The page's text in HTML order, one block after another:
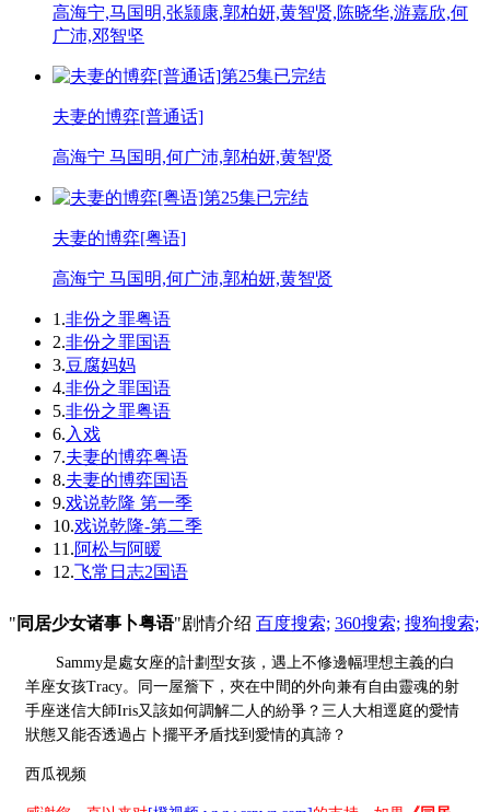
高海宁,马国明,张颕康,郭柏妍,黄智贤,陈晓华,游嘉欣,何
广沛,邓智坚
第25集已完结
夫妻的博弈[普通话]
高海宁 马国明,何广沛,郭柏妍,黄智贤
第25集已完结
夫妻的博弈[粤语]
高海宁 马国明,何广沛,郭柏妍,黄智贤
1.非份之罪粤语
2.非份之罪国语
3.豆腐妈妈
4.非份之罪国语
5.非份之罪粤语
6. 入戏
7.夫妻的博弈粤语
8.夫妻的博弈国语
9.戏说乾隆 第一季
10.戏说乾隆-第二季
11.阿松与阿暖
12.飞常日志2国语
" 同居少女诸事卜粤语"剧情介绍 百度搜索; 360搜索; 搜狗搜索;
Sammy是處女座的計劃型女孩，遇上不修邊幅理想主義的白
羊座女孩Tracy。同一屋簷下，夾在中間的外向兼有自由靈魂的射
手座迷信大師Iris又該如何調解二人的紛爭？三人大相逕庭的愛情
狀態又能否透過占卜擺平矛盾找到愛情的真諦？
西瓜视频